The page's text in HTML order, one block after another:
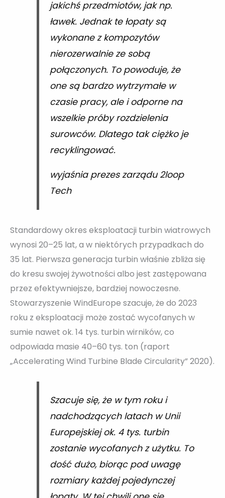
jakichś przedmiotów, jak np.
ławek. Jednak te łopaty są
wykonane z kompozytów
nierozerwalnie ze sobą
połączonych. To powoduje, że
one są bardzo wytrzymałe w
czasie pracy, ale i odporne na
wszelkie próby rozdzielenia
surowców. Dlatego tak ciężko je
recyklingować.
wyjaśnia prezes zarządu 2loop
Tech
Standardowy okres eksploatacji turbin wiatrowych
wynosi 20–25 lat, a w niektórych przypadkach do
35 lat. Pierwsza generacja turbin właśnie zbliża się
do kresu swojej żywotności albo jest zastępowana
przez efektywniejsze, bardziej nowoczesne.
Stowarzyszenie WindEurope szacuje, że do 2023
roku z eksploatacji może zostać wycofanych w
sumie nawet ok. 14 tys. turbin wirników, co
odpowiada masie 40–60 tys. ton (raport
„Accelerating Wind Turbine Blade Circularity” 2020).
Szacuje się, że w tym roku i
nadchodzących latach w Unii
Europejskiej ok. 4 tys. turbin
zostanie wycofanych z użytku. To
dość dużo, biorąc pod uwagę
rozmiary każdej pojedynczej